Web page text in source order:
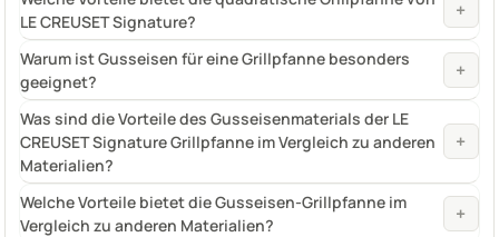
LE CREUSET Signature?
+
Warum ist Gusseisen für eine Grillpfanne besonders
geeignet?
+
Was sind die Vorteile des Gusseisenmaterials der LE
CREUSET Signature Grillpfanne im Vergleich zu anderen
Materialien?
+
Welche Vorteile bietet die Gusseisen-Grillpfanne im
Vergleich zu anderen Materialien?
+